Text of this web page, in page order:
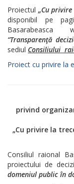
Proiectul „Cu
disponibil pe
Basarabeasca
“Transparenţă
sediul Consiliului
Proiect cu privire la
privind
„Cu privire la
Consiliul raional
proiectului de
domeniul public în